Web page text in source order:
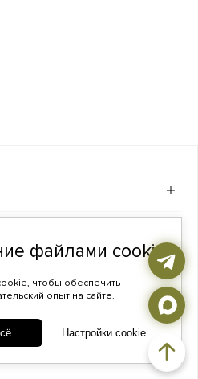
файлами cookie
чтобы обеспечить
опыт на сайте.
Настройки cookie